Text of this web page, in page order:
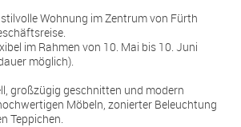
Wohnung im Zentrum von Fürth
im Rahmen von 10. Mai bis 10. Juni
möglich).
großzügig geschnitten und modern
Möbeln, zonierter Beleuchtung
Teppichen.